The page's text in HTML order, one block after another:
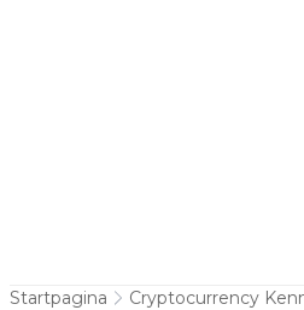
Startpagina Cryptocurrency